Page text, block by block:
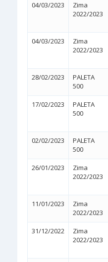
04/03/2023
Zima
2022/2023
04/03/2023
Zima
2022/2023
28/02/2023
PALETA
500
17/02/2023
PALETA
500
02/02/2023
PALETA
500
26/01/2023
Zima
2022/2023
11/01/2023
Zima
2022/2023
31/12/2022
Zima
2022/2023